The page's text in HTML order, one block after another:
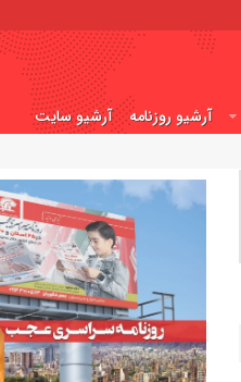
آرشیو روزنامه آرشیو سایت